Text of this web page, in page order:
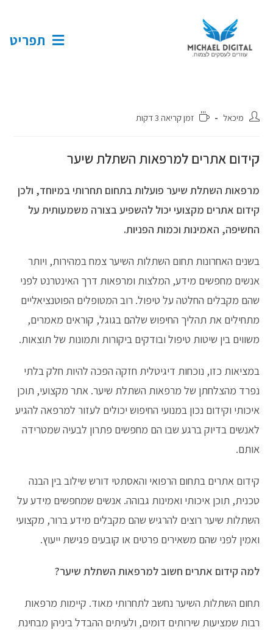
תפריט
מיכאל זמן קריאה 3 דקות
קידום אתרים למרפאות השתלת שיער
מרפאות השתלת שיער פועלות בתחום תחרותי במיוחד, ולכן
קידום אתרים מקצועי יכול להשפיע בצורה משמעותית על
החשיפה, האמינות וכמות הפניות.
בשנים האחרונות תחום השתלות השיער צמח במהירות, ויותר
אנשים מחפשים מידע, המלצות ומרפאות דרך האינטרנט לפני
שהם מקבלים החלטה על טיפול. רוב המטופלים הפוטנציאליים
מתחילים את תהליך החיפוש שלהם בגוגל, קוראים מאמרים,
משווים בין שיטות טיפול ובודקים ביקורות ותמונות של תוצאות.
במציאות כזו, נוכחות דיגיטלית חזקה הפכה להיות חלק בלתי
נפרד מהצלחתן של מרפאות השתלת שיער. אתר מקצועי, תוכן
איכותי וקידום נכון במנועי החיפוש יכולים לעזור למרפאה להגיע
לאנשים בדיוק ברגע שבו הם מחפשים פתרון לבעיה שמטרידה
אותם.
קידום אתרים בתחום הרפואי והאסתטי דורש שילוב בין הבנה
טכנית, תוכן איכותי ואמינות גבוהה. אנשים שמחפשים מידע על
השתלות שיער רוצים להרגיש שהם מקבלים מידע ברור, מקצועי
ואמין לפני שהם משאירים פרטים או קובעים פגישת ייעוץ.
למה קידום אתרים חשוב למרפאות השתלת שיער?
תחום השתלות השיער נחשב לתחרותי מאוד. קיימות מרפאות
רבות שמציעות שירותים דומים, ולעיתים ההבדל ביניהן מבחינת